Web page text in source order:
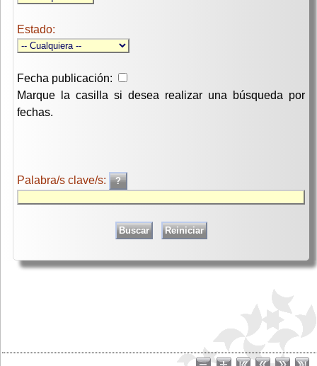
Estado:
Fecha publicación:
Marque la casilla si desea realizar una búsqueda por
fechas.
Palabra/s clave/s: